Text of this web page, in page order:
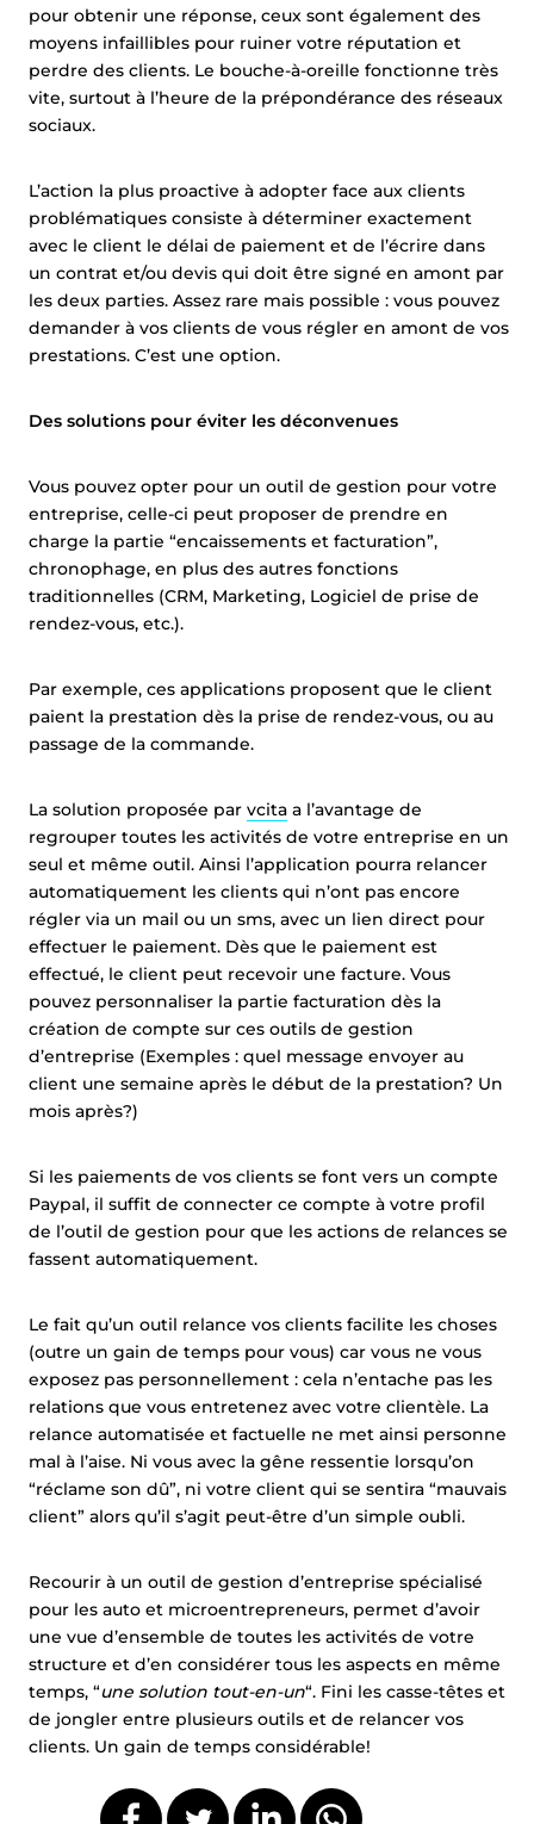
pour obtenir une réponse, ceux sont également des
moyens infaillibles pour ruiner votre réputation et
perdre des clients. Le bouche-à-oreille fonctionne très
vite, surtout à l’heure de la prépondérance des réseaux
sociaux.
L’action la plus proactive à adopter face aux clients
problématiques consiste à déterminer exactement
avec le client le délai de paiement et de l’écrire dans
un contrat et/ou devis qui doit être signé en amont par
les deux parties. Assez rare mais possible : vous pouvez
demander à vos clients de vous régler en amont de vos
prestations. C’est une option.
Des solutions pour éviter les déconvenues
Vous pouvez opter pour un outil de gestion pour votre
entreprise, celle-ci peut proposer de prendre en
charge la partie “encaissements et facturation”,
chronophage, en plus des autres fonctions
traditionnelles (CRM, Marketing, Logiciel de prise de
rendez-vous, etc.).
Par exemple, ces applications proposent que le client
paient la prestation dès la prise de rendez-vous, ou au
passage de la commande.
La solution proposée par vcita a l’avantage de
regrouper toutes les activités de votre entreprise en un
seul et même outil. Ainsi l’application pourra relancer
automatiquement les clients qui n’ont pas encore
régler via un mail ou un sms, avec un lien direct pour
effectuer le paiement. Dès que le paiement est
effectué, le client peut recevoir une facture. Vous
pouvez personnaliser la partie facturation dès la
création de compte sur ces outils de gestion
d’entreprise (Exemples : quel message envoyer au
client une semaine après le début de la prestation? Un
mois après?)
Si les paiements de vos clients se font vers un compte
Paypal, il suffit de connecter ce compte à votre profil
de l’outil de gestion pour que les actions de relances se
fassent automatiquement.
Le fait qu’un outil relance vos clients facilite les choses
(outre un gain de temps pour vous) car vous ne vous
exposez pas personnellement : cela n’entache pas les
relations que vous entretenez avec votre clientèle. La
relance automatisée et factuelle ne met ainsi personne
mal à l’aise. Ni vous avec la gêne ressentie lorsqu’on
“réclame son dû”, ni votre client qui se sentira “mauvais
client” alors qu’il s’agit peut-être d’un simple oubli.
Recourir à un outil de gestion d’entreprise spécialisé
pour les auto et microentrepreneurs, permet d’avoir
une vue d’ensemble de toutes les activités de votre
structure et d’en considérer tous les aspects en même
temps, “une solution tout-en-un“. Fini les casse-têtes et
de jongler entre plusieurs outils et de relancer vos
clients. Un gain de temps considérable!